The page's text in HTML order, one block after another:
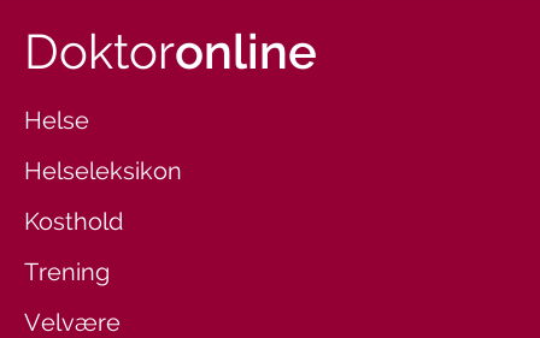
Doktoronline
Helse
Helseleksikon
Kosthold
Trening
Velvære